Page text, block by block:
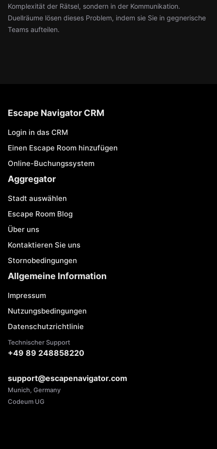
Komplexität der Rätsel, sondern in der Kommunikation.
Duellräume lösen dieses Problem, indem sie Sie in gegnerische
Teams aufteilen.
Escape Navigator CRM
Login in das CRM
Einen Escape Room hinzufügen
Online-Buchungssystem
Aggregator
Stadt auswählen
Escape Room Blog
Über uns
Kontaktieren Sie uns
Stornobedingungen
Allgemeine Information
Impressum
Nutzungsbedingungen
Datenschutzrichtlinie
Technischer Support
+49 89 248858220
support@escapenavigator.com
Munich, Germany
Codeum UG